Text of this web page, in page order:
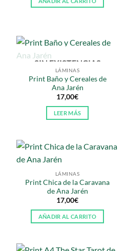
SIN EXISTENCIAS
LÁMINAS
Print Baño y Cereales de
Ana Jarén
17,00€
LEER MÁS
LÁMINAS
Print Chica de la Caravana
de Ana Jarén
17,00€
AÑADIR AL CARRITO